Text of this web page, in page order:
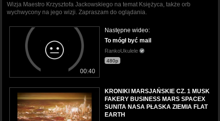
Wizja Maestro Krzysztofa Jackowskiego na temat Księżyca, także orb
wychwycony na jego wizji. Zapraszam do oglądania.
00:40
Następne wideo:
To mógł być mail
RankoUkulele
480p
KRONIKI MARSJAŃSKIE CZ. 1 MUSK
FAKERY BUSINESS MARS SPACEX
SUNITA NASA PŁASKA ZIEMIA FLAT
EARTH